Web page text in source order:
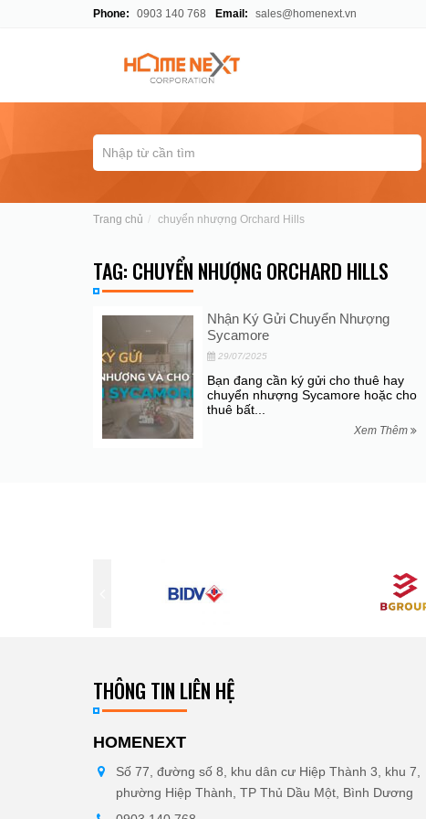
Phone: 0903 140 768 Email: sales@homenext.vn
Trang chủ chuyển nhượng Orchard Hills
TAG: CHUYỂN NHƯỢNG ORCHARD HILLS
Nhận Ký Gửi Chuyển Nhượng
Sycamore
29/07/2025
Bạn đang cần ký gửi cho thuê hay
chuyển nhượng Sycamore hoặc cho
thuê bất...
Xem Thêm
THÔNG TIN LIÊN HỆ
HOMENEXT
Số 77, đường số 8, khu dân cư Hiệp Thành 3, khu 7,
phường Hiệp Thành, TP Thủ Dầu Một, Bình Dương